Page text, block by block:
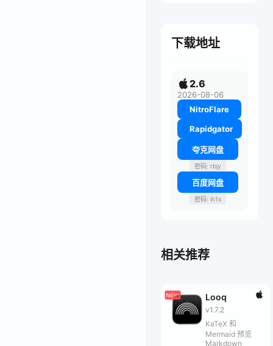
下载地址
2.6
2026-08-06
NitroFlare
Rapidgator
夸克网盘
密码: rbjy
百度网盘
密码: ih1s
相关推荐
Looq
v1.7.2
KaTeX 和
Mermaid 预览
Markdown